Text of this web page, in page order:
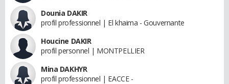
Dounia DAKIR
profil professionnel | El khaima - Gouvernante
Houcine DAKIR
profil personnel | MONTPELLIER
Mina DAKHYR
profil professionnel | EACCE -